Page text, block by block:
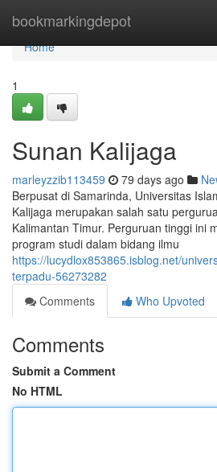
bookmarkingdepot
Home
Home
1
Sunan Kalijaga
marleyzzib113459 79 days ago
Berpusat di Samarinda, Universitas
Kalijaga merupakan salah satu
Kalimantan Timur. Perguruan tinggi ini
program studi dalam bidang ilmu
https://lucydlox853865.isblog.net/
terpadu-56273282
Comments
Who Upvoted
Comments
Submit a Comment
No HTML